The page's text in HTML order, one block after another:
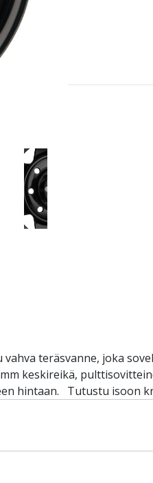
teräsvanne, joka
keskireikä,
hintaan. Tutustu isoon